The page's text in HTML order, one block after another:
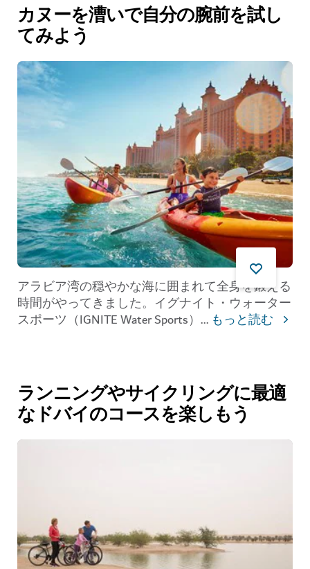
カヌーを漕いで自分の腕前を試し
てみよう
アラビア湾の穏やかな海に囲まれて全身を鍛える
時間がやってきました。イグナイト・ウォーター
スポーツ（IGNITE Water Sports） ... もっと読む
ランニングやサイクリングに最適
なドバイのコースを楽しもう